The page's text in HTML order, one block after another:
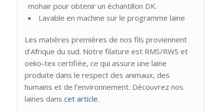
mohair pour obtenir un échantillon DK.
Lavable en machine sur le programme laine
Les matières premières de nos fils proviennent
d’Afrique du sud. Notre filature est RMS/RWS et
oeko-tex certifiée, ce qui assure une laine
produite dans le respect des animaux, des
humains et de l’environnement. Découvrez nos
laines dans cet article.